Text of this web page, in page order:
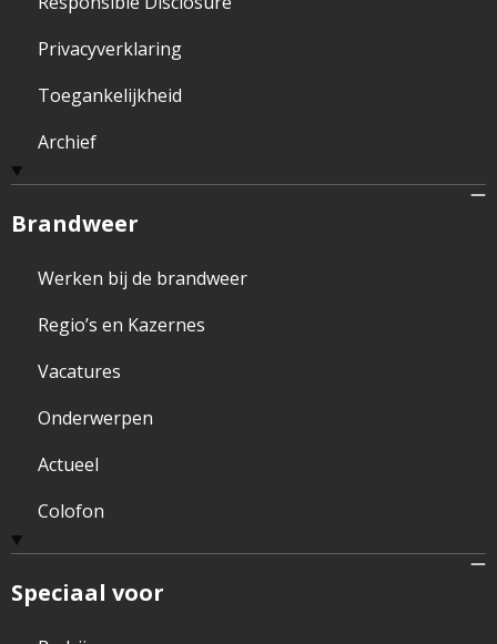
Privacyverklaring
Toegankelijkheid
Archief
Brandweer
Werken bij de brandweer
Regio’s en Kazernes
Vacatures
Onderwerpen
Actueel
Colofon
Speciaal voor